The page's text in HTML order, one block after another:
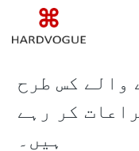
والے کس طرح
کر رہے
ہیں۔